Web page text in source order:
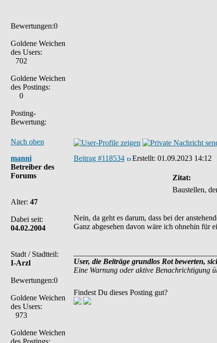
Bewertungen:0
Goldene Weichen
des Users:
702
Goldene Weichen
des Postings:
0
Posting-
Bewertung:
Nach oben
manni
Betreiber des
Forums
Alter: 47
Dabei seit:
04.02.2004
Stadt / Stadtteil:
I-Arzl
Bewertungen:0
Goldene Weichen
des Users:
973
Goldene Weichen
des Postings:
Beitrag #118534 Erstellt: 01.09.2023 14:12
Zitat:
Baustellen,
Nein, da geht es darum, dass bei der
Ganz abgesehen davon wäre ich ohnehin für
User, die Beiträge grundlos Rot bewerten,
Eine Warnung oder aktive Benachrichtigung
Findest Du dieses Posting gut?